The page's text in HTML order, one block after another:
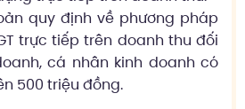
quy định về phương pháp
trực tiếp trên doanh thu đối
cá nhân kinh doanh có
500 triệu đồng.